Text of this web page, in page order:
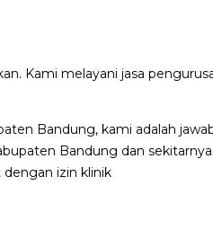
Kami melayani jasa
Bandung, kami adalah
Bandung dan
izin klinik